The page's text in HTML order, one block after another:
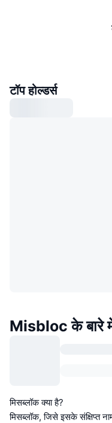
टॉप होल्डर्स
Misbloc के बारे
मिसब्लॉक क्या है?
मिसब्लॉक, जिसे इसके संक्षिप्त